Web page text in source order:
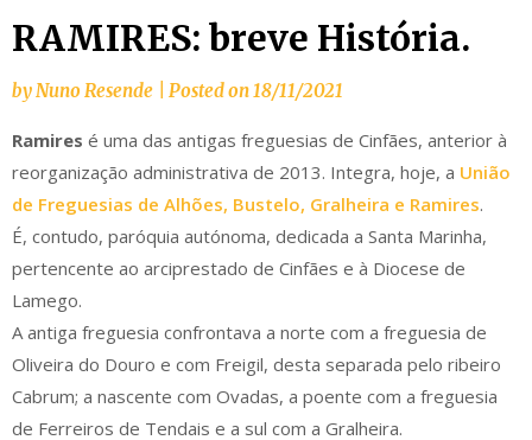
RAMIRES: breve História.
byNuno Resende Posted on18/11/2021
Ramires é uma das antigas freguesias de Cinfães, anterior à
reorganização administrativa de 2013. Integra, hoje, a União
de Freguesias de Alhões, Bustelo, Gralheira e Ramires.
É, contudo, paróquia autónoma, dedicada a Santa Marinha,
pertencente ao arciprestado de Cinfães e à Diocese de
Lamego.
A antiga freguesia confrontava a norte com a freguesia de
Oliveira do Douro e com Freigil, desta separada pelo ribeiro
Cabrum; a nascente com Ovadas, a poente com a freguesia
de Ferreiros de Tendais e a sul com a Gralheira.